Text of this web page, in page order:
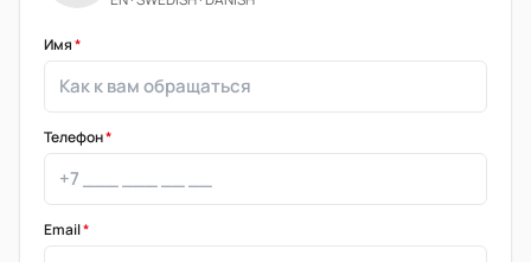
Имя*
Телефон*
Email*